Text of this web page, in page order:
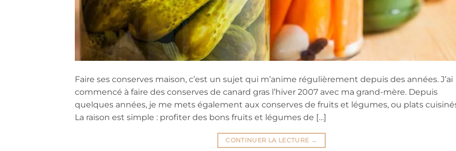
Faire ses conserves maison, c’est un sujet qui m’anime régulièrement depuis des années. J’ai
commencé à faire des conserves de canard gras l’hiver 2007 avec ma grand-mère. Depuis
quelques années, je me mets également aux conserves de fruits et légumes, ou plats
La raison est simple : profiter des bons fruits et légumes de […]
CONTINUER LA LECTURE →